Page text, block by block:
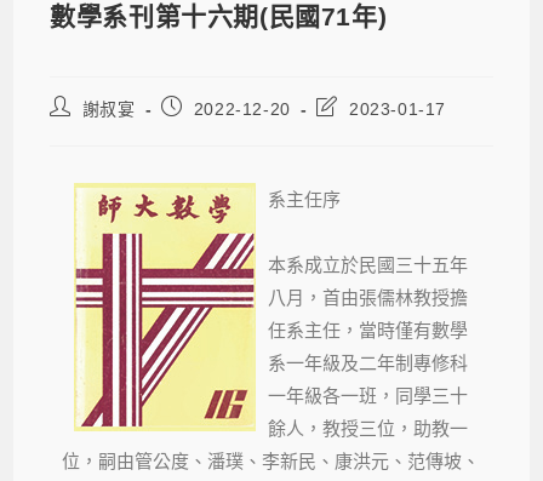
數學系刊第十六期(民國71年)
謝叔宴 2022-12-20 2023-01-17
系主任序
本系成立於民國三十五年
八月，首由張儒林教授擔
任系主任，當時僅有數學
系一年級及二年制專修科
一年級各一班，同學三十
餘人，教授三位，助教一
位，嗣由管公度、潘璞、李新民、康洪元、范傳坡、